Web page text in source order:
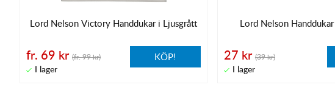
Lord Nelson Victory Handdukar i Ljusgrått
fr. 69 kr (fr. 99 kr) KÖP!
Lord Nelson
27 kr (39 kr)